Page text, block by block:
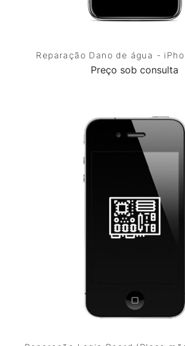
Reparação Dano de água -
Preço sob consulta